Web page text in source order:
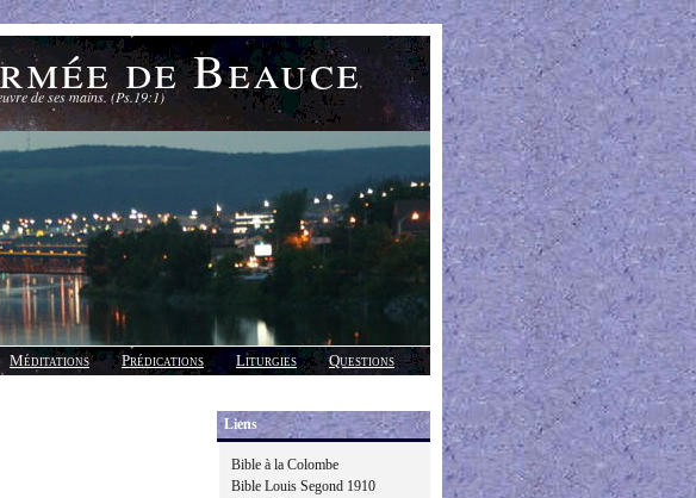
de Beauce
de ses mains. (Ps.19:1)
Méditations Prédications Liturgies
Questions
Liens
Bible à la Colombe
Bible Louis Segond 1910